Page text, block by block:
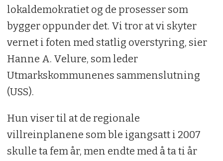
lokaldemokratiet og de prosesser som
bygger oppunder det. Vi tror at vi skyter
vernet i foten med statlig overstyring, sier
Hanne A. Velure, som leder
Utmarkskommunenes sammenslutning
(USS).
Hun viser til at de regionale
villreinplanene som ble igangsatt i 2007
skulle ta fem år, men endte med å ta ti år